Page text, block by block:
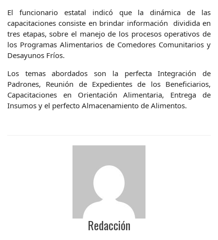
El funcionario estatal indicó que la dinámica de las
capacitaciones consiste en brindar información dividida en
tres etapas, sobre el manejo de los procesos operativos de
los Programas Alimentarios de Comedores Comunitarios y
Desayunos Fríos.
Los temas abordados son la perfecta Integración de
Padrones, Reunión de Expedientes de los Beneficiarios,
Capacitaciones en Orientación Alimentaria, Entrega de
Insumos y el perfecto Almacenamiento de Alimentos.
Redacción